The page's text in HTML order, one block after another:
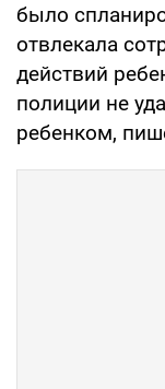
было
отвлекала
действий
полиции не
ребенком,